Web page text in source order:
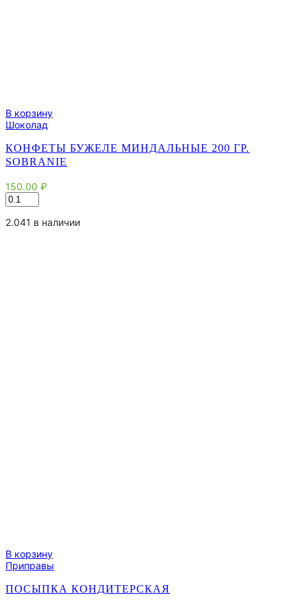
В корзину
Шоколад
КОНФЕТЫ БУЖЕЛЕ МИНДАЛЬНЫЕ 200 ГР.
SOBRANIE
150.00 ₽
Количество
товара
Конфеты
2.041 в наличии
В корзину
Приправы
ПОСЫПКА КОНДИТЕРСКАЯ